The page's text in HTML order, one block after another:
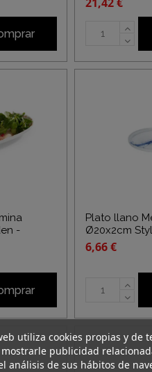
utiliza cookies propias y de
publicidad
análisis de sus hábitos de
-
Plato llano
Ø20x2cm
6,66 €